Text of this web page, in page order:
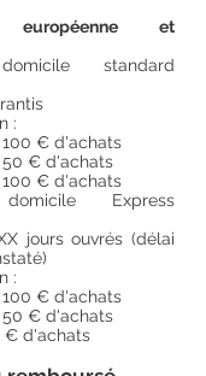
européenne et
standard
:
€ d'achats
50 € d'achats
€ d'achats
Express
jours ouvrés (délai
:
€ d'achats
50 € d'achats
€ d'achats